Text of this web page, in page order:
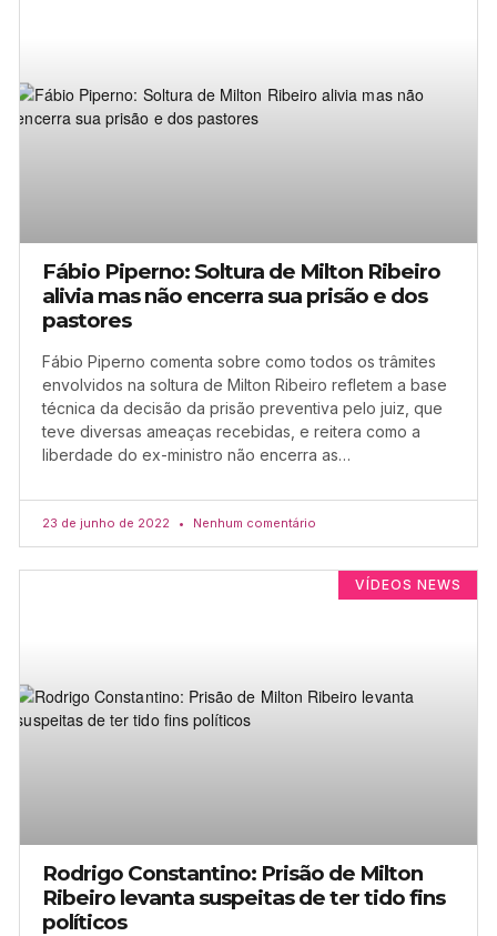
Fábio Piperno: Soltura de Milton Ribeiro
alivia mas não encerra sua prisão e dos
pastores
Fábio Piperno comenta sobre como todos os trâmites
envolvidos na soltura de Milton Ribeiro refletem a base
técnica da decisão da prisão preventiva pelo juiz, que
teve diversas ameaças recebidas, e reitera como a
liberdade do ex-ministro não encerra as…
23 de junho de 2022 Nenhum comentário
VÍDEOS NEWS
Rodrigo Constantino: Prisão de Milton
Ribeiro levanta suspeitas de ter tido fins
políticos